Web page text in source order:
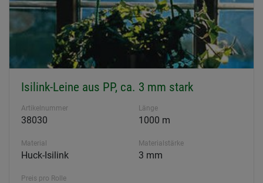
Isilink-Leine aus PP, ca. 3 mm stark
Artikelnummer
38030
Länge
1000 m
Material
Huck-Isilink
Materialstärke
3 mm
Preis pro Rolle